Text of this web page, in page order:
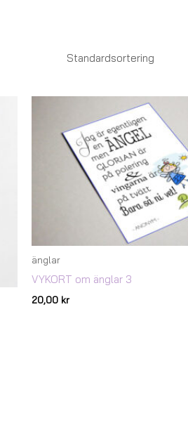
änglar
VYKORT om änglar 3
20,00 kr